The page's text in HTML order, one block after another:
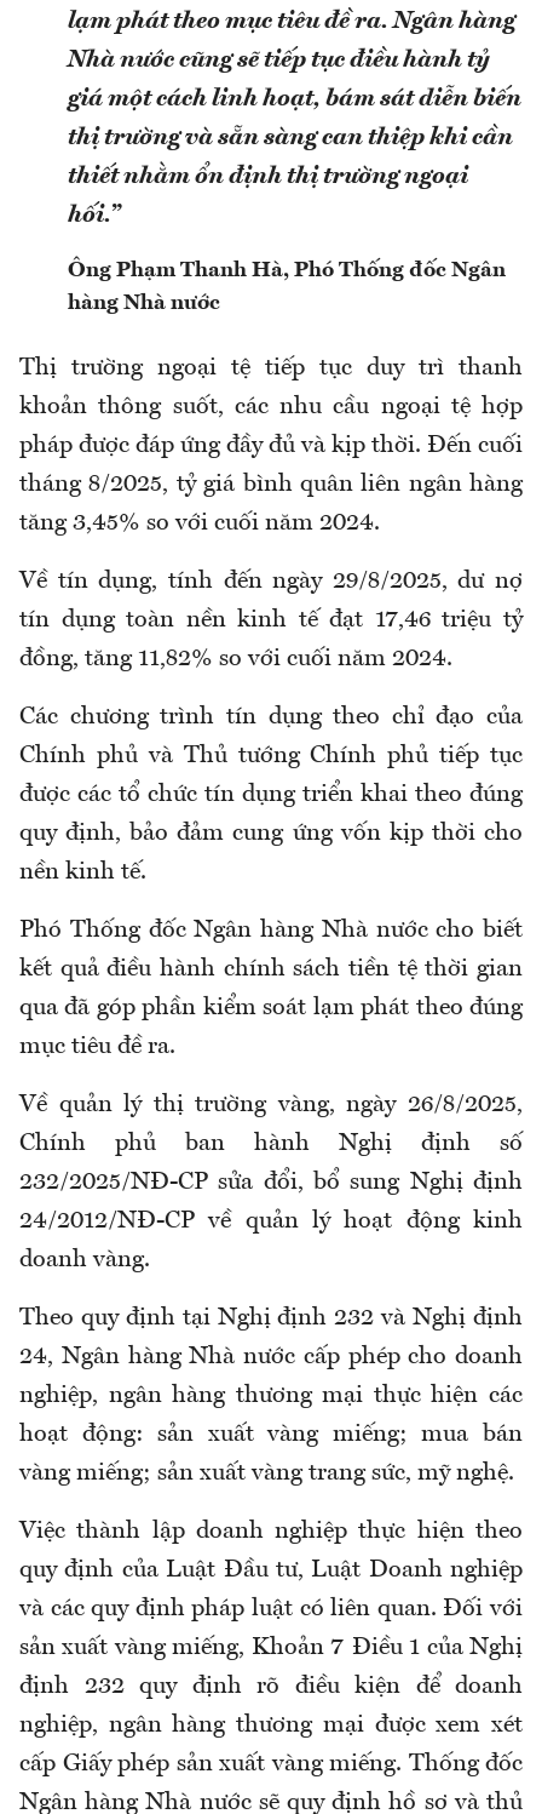
lạm phát theo mục tiêu đề ra. Ngân hàng
Nhà nước cũng sẽ tiếp tục điều hành tỷ
giá một cách linh hoạt, bám sát diễn biến
thị trường và sẵn sàng can thiệp khi cần
thiết nhằm ổn định thị trường ngoại
hối.”
Ông Phạm Thanh Hà, Phó Thống đốc Ngân
hàng Nhà nước
Thị trường ngoại tệ tiếp tục duy trì thanh
khoản thông suốt, các nhu cầu ngoại tệ hợp
pháp được đáp ứng đầy đủ và kịp thời. Đến cuối
tháng 8/2025, tỷ giá bình quân liên ngân hàng
tăng 3,45% so với cuối năm 2024.
Về tín dụng, tính đến ngày 29/8/2025, dư nợ
tín dụng toàn nền kinh tế đạt 17,46 triệu tỷ
đồng, tăng 11,82% so với cuối năm 2024.
Các chương trình tín dụng theo chỉ đạo của
Chính phủ và Thủ tướng Chính phủ tiếp tục
được các tổ chức tín dụng triển khai theo đúng
quy định, bảo đảm cung ứng vốn kịp thời cho
nền kinh tế.
Phó Thống đốc Ngân hàng Nhà nước cho biết
kết quả điều hành chính sách tiền tệ thời gian
qua đã góp phần kiểm soát lạm phát theo đúng
mục tiêu đề ra.
Về quản lý thị trường vàng, ngày 26/8/2025,
Chính phủ ban hành Nghị định số
232/2025/NĐ-CP sửa đổi, bổ sung Nghị định
24/2012/NĐ-CP về quản lý hoạt động kinh
doanh vàng.
Theo quy định tại Nghị định 232 và Nghị định
24, Ngân hàng Nhà nước cấp phép cho doanh
nghiệp, ngân hàng thương mại thực hiện các
hoạt động: sản xuất vàng miếng; mua bán
vàng miếng; sản xuất vàng trang sức, mỹ nghệ.
Việc thành lập doanh nghiệp thực hiện theo
quy định của Luật Đầu tư, Luật Doanh nghiệp
và các quy định pháp luật có liên quan. Đối với
sản xuất vàng miếng, Khoản 7 Điều 1 của Nghị
định 232 quy định rõ điều kiện để doanh
nghiệp, ngân hàng thương mại được xem xét
cấp Giấy phép sản xuất vàng miếng. Thống đốc
Ngân hàng Nhà nước sẽ quy định hồ sơ và thủ